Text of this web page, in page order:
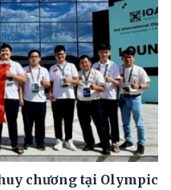
chương tại Olympic